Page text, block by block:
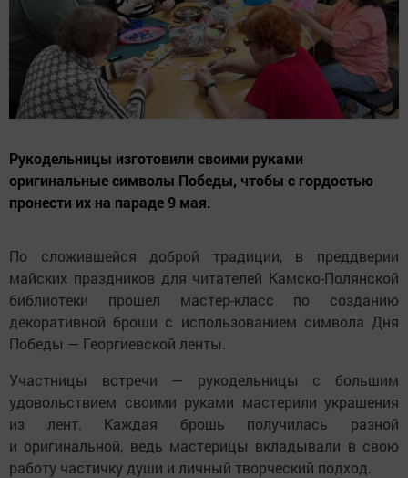
Рукодельницы изготовили своими руками
оригинальные символы Победы, чтобы с гордостью
пронести их на параде 9 мая.
По сложившейся доброй традиции, в преддверии
майских праздников для читателей Камско-Полянской
библиотеки прошел мастер-класс по созданию
декоративной броши с использованием символа Дня
Победы — Георгиевской ленты.
Участницы встречи — рукодельницы с большим
удовольствием своими руками мастерили украшения
из лент. Каждая брошь получилась разной
и оригинальной, ведь мастерицы вкладывали в свою
работу частичку души и личный творческий подход.